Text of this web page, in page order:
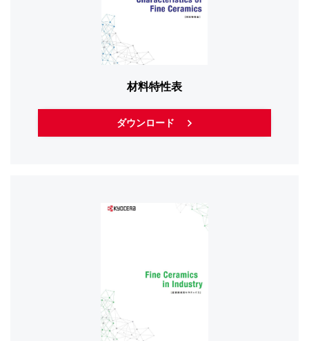
材料特性表
ダウンロード